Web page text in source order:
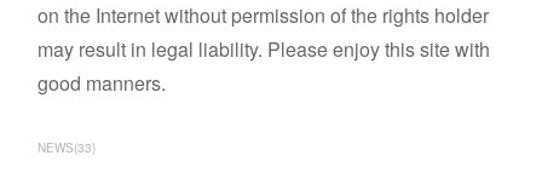
on the Internet without permission of the rights holder
may result in legal liability. Please enjoy this site with
good manners.
NEWS(33)